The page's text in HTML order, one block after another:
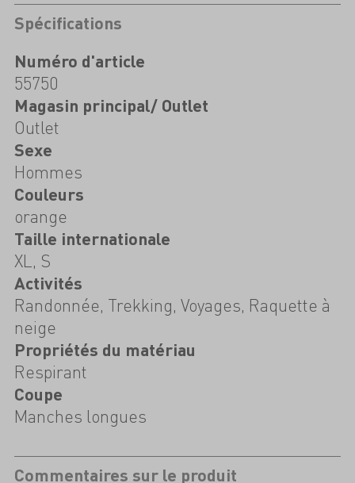
Spécifications
Numéro d'article
55750
Magasin principal/ Outlet
Outlet
Sexe
Hommes
Couleurs
orange
Taille internationale
XL, S
Activités
Randonnée, Trekking, Voyages, Raquette à
neige
Propriétés du matériau
Respirant
Coupe
Manches longues
Commentaires sur le produit